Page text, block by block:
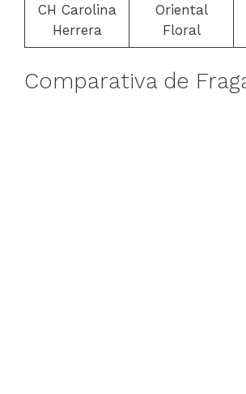
CH Carolina
Herrera
Oriental
Floral
Comparativa de